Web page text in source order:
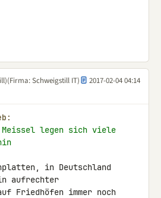
(Firma: Schweigstill IT)
2017-02-04 04:14
legen sich viele
in Deutschland
aufrechter
Friedhöfen immer noch